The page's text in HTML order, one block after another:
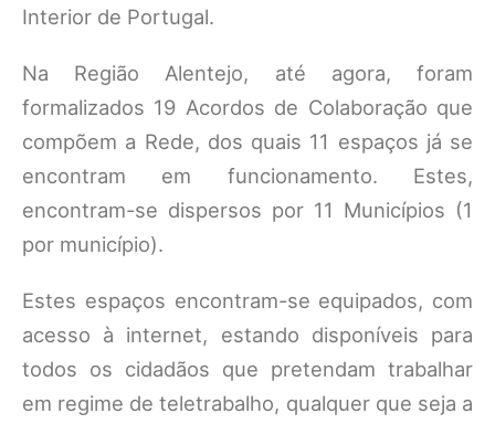
Interior de Portugal.
Na Região Alentejo, até agora, foram
formalizados 19 Acordos de Colaboração que
compõem a Rede, dos quais 11 espaços já se
encontram em funcionamento. Estes,
encontram-se dispersos por 11 Municípios (1
por município).
Estes espaços encontram-se equipados, com
acesso à internet, estando disponíveis para
todos os cidadãos que pretendam trabalhar
em regime de teletrabalho, qualquer que seja a